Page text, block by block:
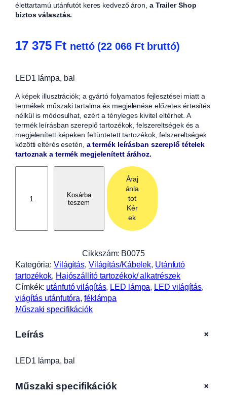
élettartamú utánfutót keres kedvező áron, a Trailer Shop
biztos választás.
17 375 Ft nettó (22 066 Ftbruttó)
LED1 lámpa, bal
A képek illusztrációk; a gyártó folyamatos fejlesztései miatt a
termékek műszaki tartalma és megjelenése előzetes értesítés
nélkül is módosulhat, ezért a tényleges kivitel eltérhet. A
termék leírásban szereplő tartozékok, felszereltségek és a
megjelenített képeken feltüntetett tartozékok, felszereltségek
közötti eltérés esetén, a termék leírásban szereplő tételek
tartoznak a termék megjelenített árához.
a
,
b
a
l
0
5
e
Kosárba
teszem
Áraj
ánla
tot
Kér
ek
Cikkszám: B0075
Kategória: Világítás, Világítás/Kábelek, Utánfutó
tartozékok, Hajószállító tartozékok/ alkatrészek
Címkék: utánfutó világítás, LED lámpa, LED világítás
viágítás utánfutóra, féklámpa
Műszaki specifikációk
Leírás +
LED1 lámpa, bal
Műszaki specifikációk +